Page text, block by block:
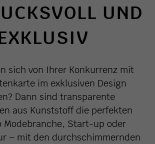
UND
sich von Ihrer Konkurrenz mit
im exklusiven Design
Dann sind transparente
aus Kunststoff die perfekten
Modebranche, Start-up oder
– mit den durchschimmernden